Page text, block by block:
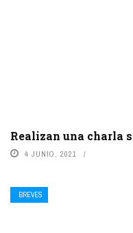
Realizan una charla
4 JUNIO, 2021
BREVES